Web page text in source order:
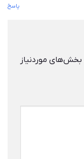
پاسخ
بخش‌های موردنیاز